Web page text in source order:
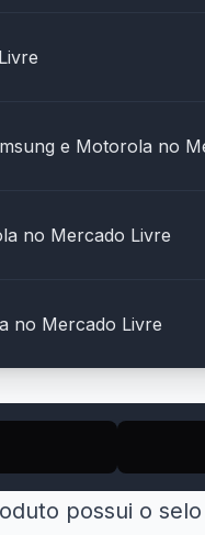
e Motorola no
no Mercado Livre
no Mercado Livre
possui o selo